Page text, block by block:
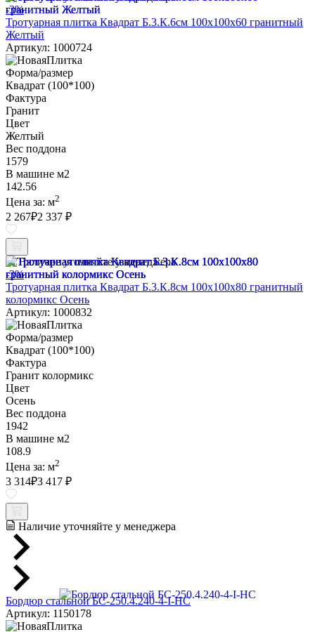
-3%
Тротуарная плитка Квадрат Б.3.К.6см 100х100х60 гранитный
Желтый
Артикул: 1000724
Форма/размер
Квадрат (100*100)
Фактура
Гранит
Цвет
Желтый
Вес поддона
1579
В машине м2
142.56
Цена за: м2
2 267₽2 337 ₽
Наличие уточняйте у менеджера
-3%
Тротуарная плитка Квадрат Б.3.К.8см 100х100х80 гранитный
колормикс Осень
Артикул: 1000832
Форма/размер
Квадрат (100*100)
Фактура
Гранит колормикс
Цвет
Осень
Вес поддона
1942
В машине м2
108.9
Цена за: м2
3 314₽3 417 ₽
Наличие уточняйте у менеджера
Бордюр стальной БС-250.4.240-4-I-НС
Артикул: 1150178